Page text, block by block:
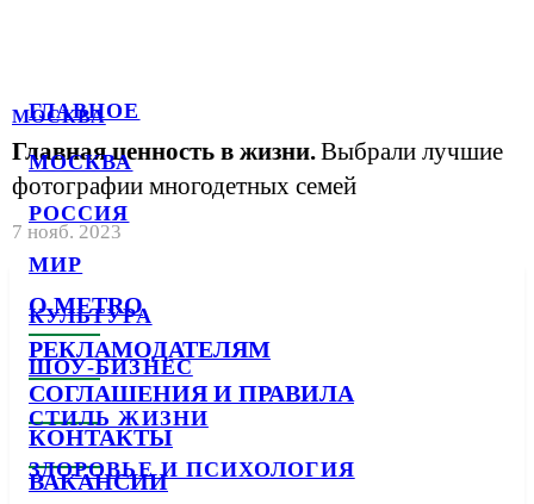
ГЛАВНОЕ
МОСКВА
РОССИЯ
МИР
КУЛЬТУРА
ШОУ-БИЗНЕС
СТИЛЬ ЖИЗНИ
ЗДОРОВЬЕ И ПСИХОЛОГИЯ
МОСКВА
Главная ценность в жизни.Выбрали лучшие
фотографии многодетных семей
7 нояб. 2023
О METRO
РЕКЛАМОДАТЕЛЯМ
СОГЛАШЕНИЯ И ПРАВИЛА
КОНТАКТЫ
ВАКАНСИИ